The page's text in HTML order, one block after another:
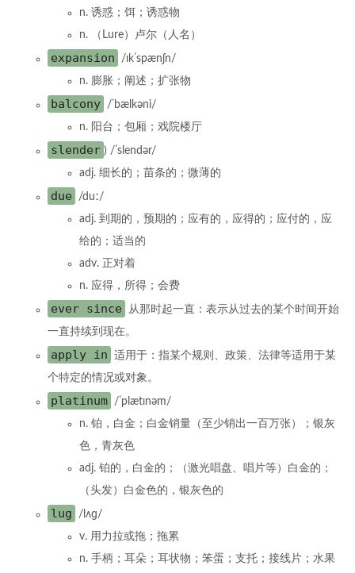
n. 诱惑；饵；诱惑物
n. （Lure）卢尔（人名）
expansion
/ɪkˈspænʃn/
n. 膨胀；阐述；扩张物
balcony
/ˈbælkəni/
n. 阳台；包厢；戏院楼厅
slender ) /ˈslendər/
adj. 细长的；苗条的；微薄的
due
/duː/
adj. 到期的，预期的；应有的，应得的；应付的，应
给的；适当的
adv. 正对着
n. 应得，所得；会费
ever since
从那时起一直：表示从过去的某个时间开始
一直持续到现在。
apply in
适用于：指某个规则、政策、法律等适用于某
个特定的情况或对象。
platinum
/ˈplætɪnəm/
n. 铂，白金；白金销量（至少销出一百万张）；银灰
色，青灰色
adj. 铂的，白金的；（激光唱盘、唱片等）白金的；
（头发）白金色的，银灰色的
lug
/lʌɡ/
v. 用力拉或拖；拖累
n. 手柄；耳朵；耳状物；笨蛋；支托；接线片；水果